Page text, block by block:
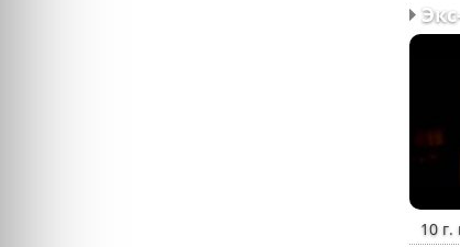
10 г.